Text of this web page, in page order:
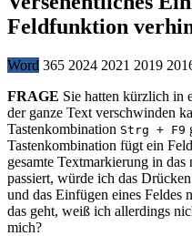
Feldfunktion
Word 365 2024 2021 2019
FRAGE Sie hatten kürzlich in
der ganze Text verschwinden
Tastenkombination Strg + F9
Tastenkombination fügt ein
gesamte Textmarkierung in
passiert, würde ich das
und das Einfügen eines Feldes
das geht, weiß ich allerdings
mich?